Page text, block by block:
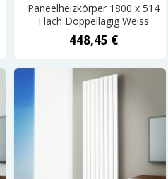
Paneelheizkörper 1800 x 514
Flach Doppellagig Weiss
448,45 €